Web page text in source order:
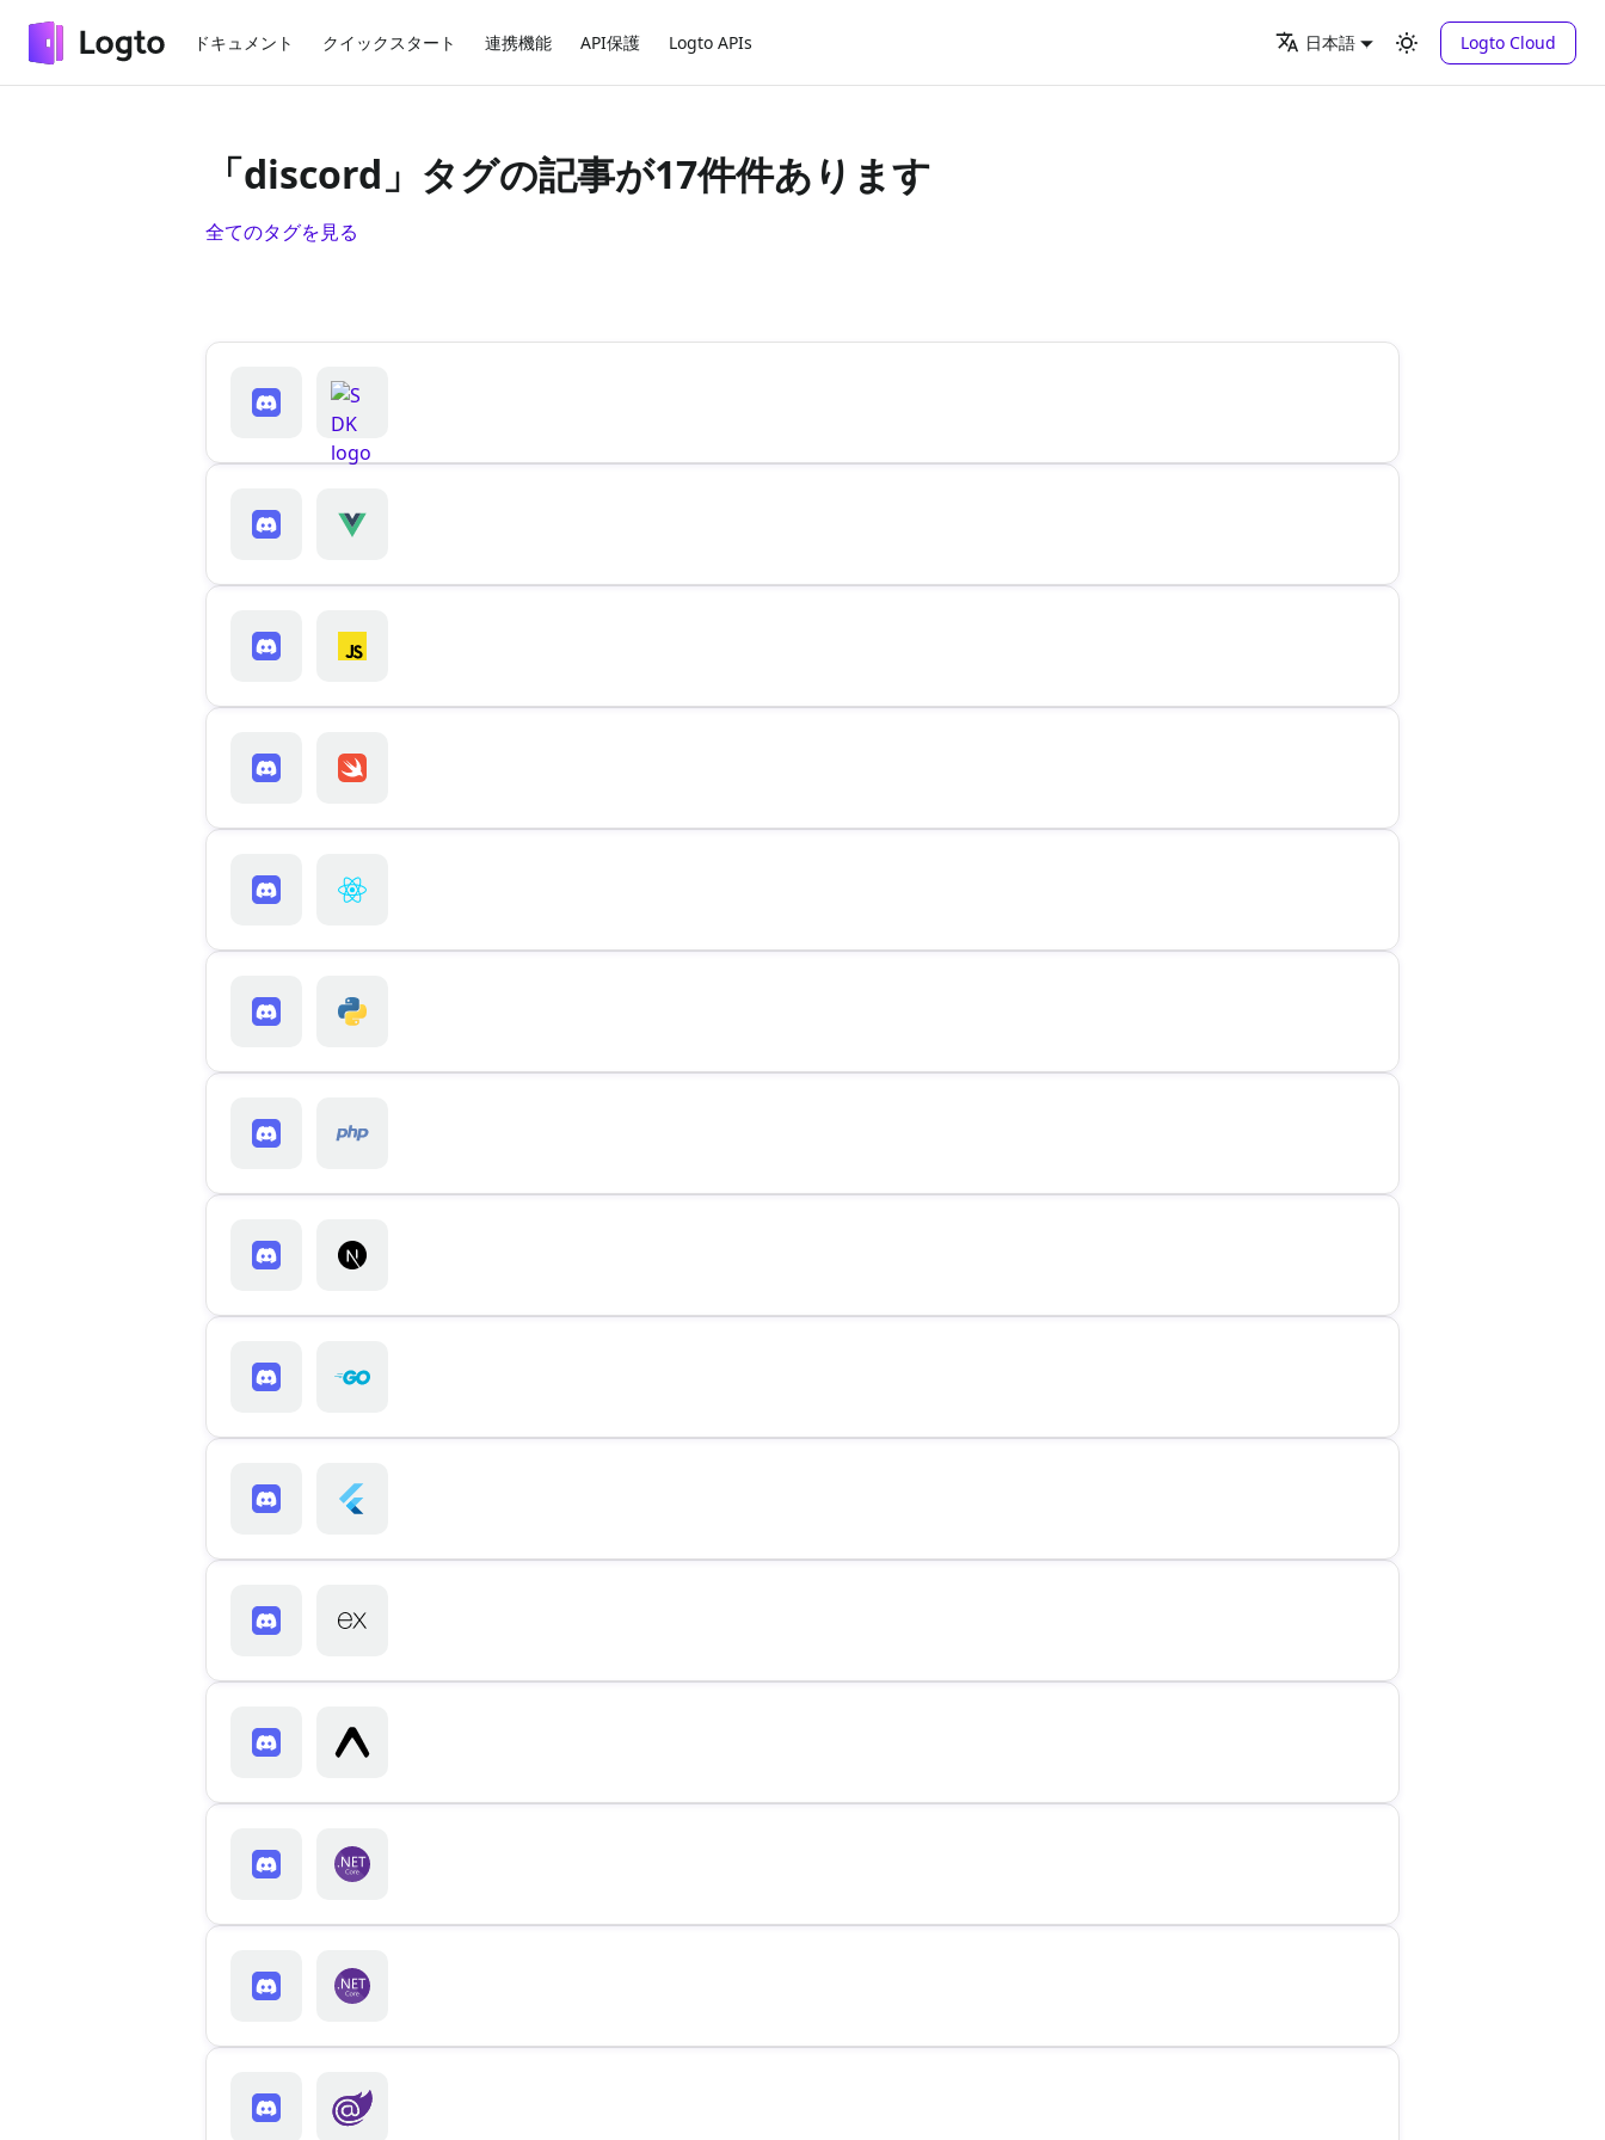
ドキュメント クイックスタート 連携機能 API保護 Logto APIs 日本語 Logto Cloud
「discord」タグの記事が17件件あります
全てのタグを見る